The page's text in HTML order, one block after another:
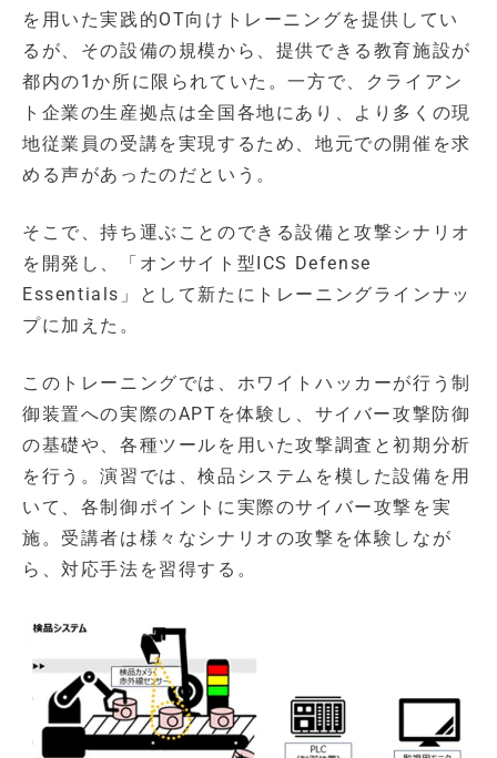
を用いた実践的OT向けトレーニングを提供してい
るが、その設備の規模から、提供できる教育施設が
都内の1か所に限られていた。一方で、クライアン
ト企業の生産拠点は全国各地にあり、より多くの現
地従業員の受講を実現するため、地元での開催を求
める声があったのだという。
そこで、持ち運ぶことのできる設備と攻撃シナリオ
を開発し、「オンサイト型ICS Defense
Essentials」として新たにトレーニングラインナッ
プに加えた。
このトレーニングでは、ホワイトハッカーが行う制
御装置への実際のAPTを体験し、サイバー攻撃防御
の基礎や、各種ツールを用いた攻撃調査と初期分析
を行う。演習では、検品システムを模した設備を用
いて、各制御ポイントに実際のサイバー攻撃を実
施。受講者は様々なシナリオの攻撃を体験しなが
ら、対応手法を習得する。